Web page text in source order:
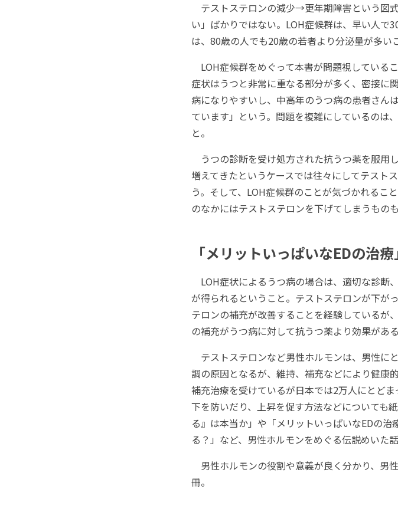
テストステロンの減少→更年期障害という図
い」ばかりではない。LOH症候群は、早い人で
は、80歳の人でも20歳の若者より分泌量が多い
LOH症候群をめぐって本書が問題視している
症状はうつと非常に重なる部分が多く、密接に
病になりやすいし、中高年のうつ病の患者さん
ています」という。問題を複雑にしているのは
と。
うつの診断を受け処方された抗うつ薬を服用
増えてきたというケースでは往々にしてテスト
う。そして、LOH症候群のことが気づかれるこ
のなかにはテストステロンを下げてしまうものも
「メリットいっぱいなEDの治
LOH症状によるうつ病の場合は、適切な診断
が得られるということ。テストステロンが下が
テロンの補充が改善することを経験しているが
の補充がうつ病に対して抗うつ薬より効果があ
テストステロンなど男性ホルモンは、男性に
調の原因となるが、維持、補充などにより健康
補充治療を受けているが日本では2万人にとど
下を防いだり、上昇を促す方法などについても
る』は本当か」や「メリットいっぱいなEDの
る？」など、男性ホルモンをめぐる伝説めいた
男性ホルモンの役割や意義が良く分かり、男
冊。